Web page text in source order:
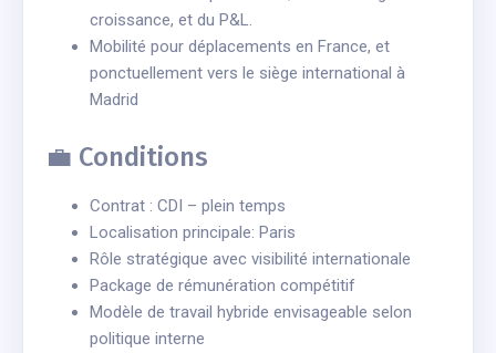
croissance, et du P&L.
Mobilité pour déplacements en France, et
ponctuellement vers le siège international à
Madrid
💼 Conditions
Contrat : CDI – plein temps
Localisation principale: Paris
Rôle stratégique avec visibilité internationale
Package de rémunération compétitif
Modèle de travail hybride envisageable selon
politique interne